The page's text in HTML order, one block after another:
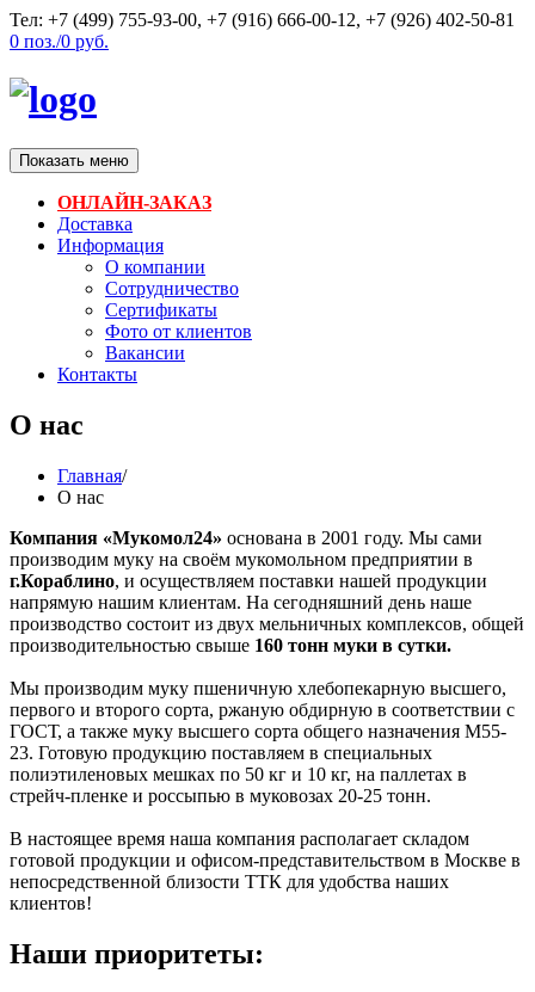
Тел: +7 (499) 755-93-00, +7 (916) 666-00-12, +7 (926) 402-50-81
0 поз./0 руб.
Показать меню
ОНЛАЙН-ЗАКАЗ
Доставка
Информация
О компании
Сотрудничество
Сертификаты
Фото от клиентов
Вакансии
Контакты
О нас
Главная/
О нас
Компания «Мукомол24» основана в 2001 году. Мы сами
производим муку на своём мукомольном предприятии в
г.Кораблино, и осуществляем поставки нашей продукции
напрямую нашим клиентам. На сегодняшний день наше
производство состоит из двух мельничных комплексов, общей
производительностью свыше 160 тонн муки в сутки.
Мы производим муку пшеничную хлебопекарную высшего,
первого и второго сорта, ржаную обдирную в соответствии с
ГОСТ, а также муку высшего сорта общего назначения М55-
23. Готовую продукцию поставляем в специальных
полиэтиленовых мешках по 50 кг и 10 кг, на паллетах в
стрейч-пленке и россыпью в муковозах 20-25 тонн.
В настоящее время наша компания располагает складом
готовой продукции и офисом-представительством в Москве в
непосредственной близости ТТК для удобства наших
клиентов!
Наши приоритеты: